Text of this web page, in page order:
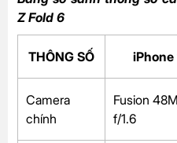
Z Fold 6
THÔNG SỐ iPhone
Camera
chính
Fusion
f/1.6